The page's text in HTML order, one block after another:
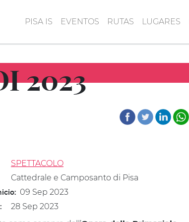
PISA IS EVENTOS RUTAS LUGARES
2023
SPETTACOLO
Cattedrale e Camposanto di Pisa
09 Sep 2023
28 Sep 2023